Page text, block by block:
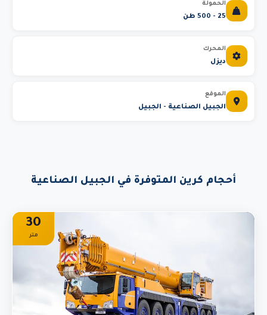
الحمولة
25 - 500 طن
المحرك
ديزل
الموقع
الجبيل الصناعية - الجبيل
أحجام كرين المتوفرة في الجبيل الصناعية
30
متر